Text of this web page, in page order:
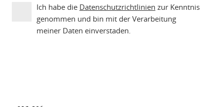
Ich habe die Datenschutzrichtlinien zur Kenntnis
genommen und bin mit der Verarbeitung
meiner Daten einverstaden.